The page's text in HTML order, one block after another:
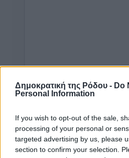
Δημοκρατική της Ρόδου - Do
Personal Information
If you wish to opt-out of the sale,
processing of your personal or
targeted advertising by us, please
section to confirm your selection.
Υπενθύμιση: